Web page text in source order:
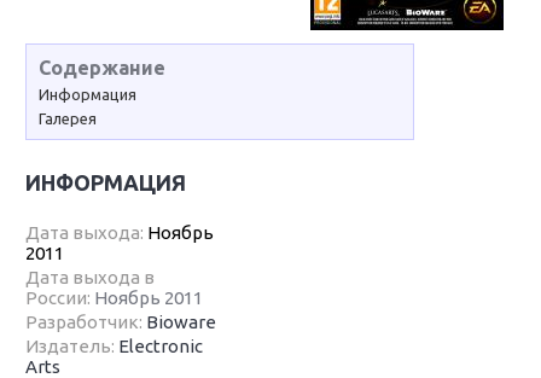
Содержание
Информация
Галерея
ИНФОРМАЦИЯ
Дата выхода: Ноябрь
2011
Дата выхода в
России: Ноябрь 2011
Разработчик: Bioware
Издатель: Electronic
Arts